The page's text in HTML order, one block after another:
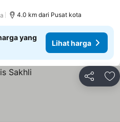
4.0 km dari Pusat kota
yang
Lihat harga
Bagikan